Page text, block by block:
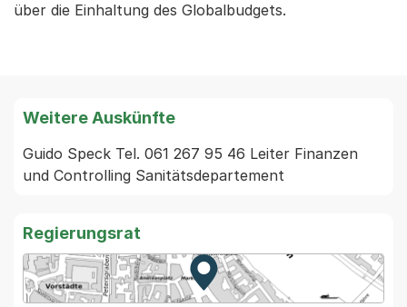
über die Einhaltung des Globalbudgets.
Weitere Auskünfte
Guido Speck Tel. 061 267 95 46 Leiter Finanzen
und Controlling Sanitätsdepartement
Regierungsrat
Zur Karte von MapBS.
Externer Link, wird in einem